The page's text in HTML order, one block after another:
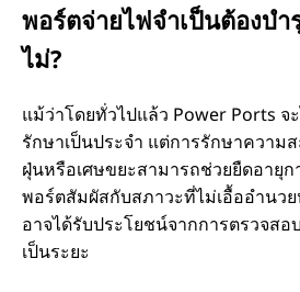
พอร์ตจ่ายไฟจําเป็นต้องบํา
ไม่?
แม้ว่าโดยทั่วไปแล้ว Power Ports จ
รักษาเป็นประจํา แต่การรักษาความ
ฝุ่นหรือเศษขยะสามารถช่วยยืดอายุก
พอร์ตสัมผัสกับสภาวะที่ไม่เอื้ออํานว
อาจได้รับประโยชน์จากการตรวจส
เป็นระยะ